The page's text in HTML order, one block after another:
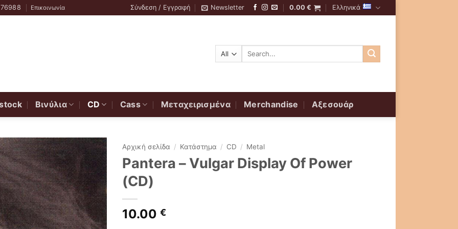
Επικοινωνία Σύνδεση / Εγγραφή Newsletter 0.00€ Ελληνικά
Αναζήτηση
Βινύλια CD Cass Μεταχειρισμένα Merchandise Αξεσουάρ
Αρχική σελίδα / Κατάστημα / CD / Metal
Pantera ‎– Vulgar Display Of Power
(CD)
10.00 €